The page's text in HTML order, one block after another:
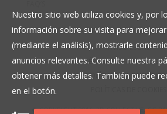
AVISO LEGAL
TÉRMINOS Y
POLÍTICAS DE
© COPYRIGHT 2016, 3D COLLECTIVE, CIF
Nuestro sitio web utiliza cookies y, por
información sobre su visita para
(mediante el análisis), mostrarle
anuncios relevantes. Consulte nuestra
obtener más detalles. También puede
en el botón.